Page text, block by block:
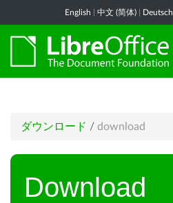
English 中文 (简体) Deutsch
ダウンロード / download
Download